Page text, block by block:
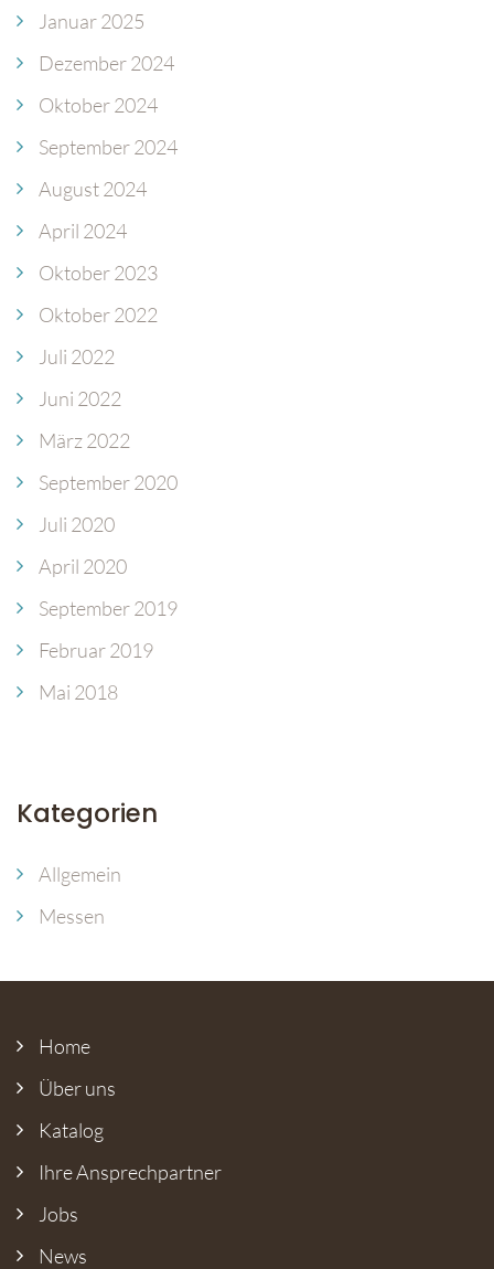
Januar 2025
Dezember 2024
Oktober 2024
September 2024
August 2024
April 2024
Oktober 2023
Oktober 2022
Juli 2022
Juni 2022
März 2022
September 2020
Juli 2020
April 2020
September 2019
Februar 2019
Mai 2018
Kategorien
Allgemein
Messen
Home
Über uns
Katalog
Ihre Ansprech­partner
Jobs
News